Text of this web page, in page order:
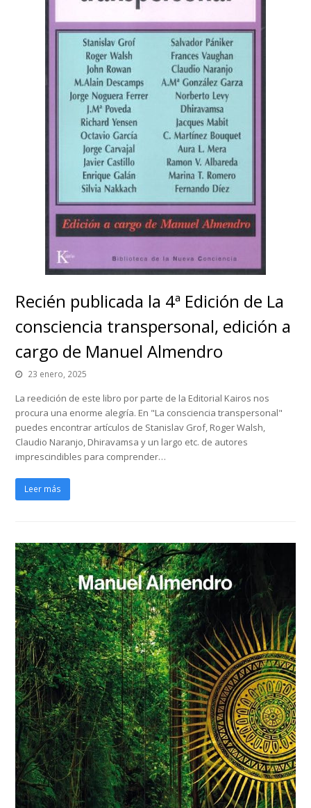
Recién publicada la 4ª Edición de La
consciencia transpersonal, edición a
cargo de Manuel Almendro
23 enero, 2025
La reedición de este libro por parte de la Editorial Kairos nos
procura una enorme alegría. En "La consciencia transpersonal"
puedes encontrar artículos de Stanislav Grof, Roger Walsh,
Claudio Naranjo, Dhiravamsa y un largo etc. de autores
imprescindibles para comprender…
Leer más